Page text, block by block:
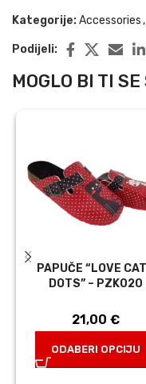
Kategorije:Accessories,
Podijeli:
MOGLO BI TI
PAPUČE “LOVE
DOTS” – PZK020
21,00 €
ODABERI OPCIJU